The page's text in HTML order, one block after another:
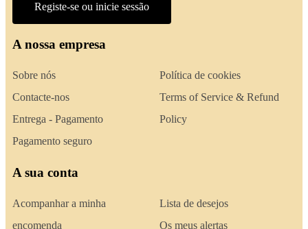
Registe-se ou inicie sessão
A nossa empresa
Sobre nós
Contacte-nos
Entrega - Pagamento
Pagamento seguro
Política de cookies
Terms of Service & Refund
Policy
A sua conta
Acompanhar a minha
encomenda
Lista de desejos
Os meus alertas